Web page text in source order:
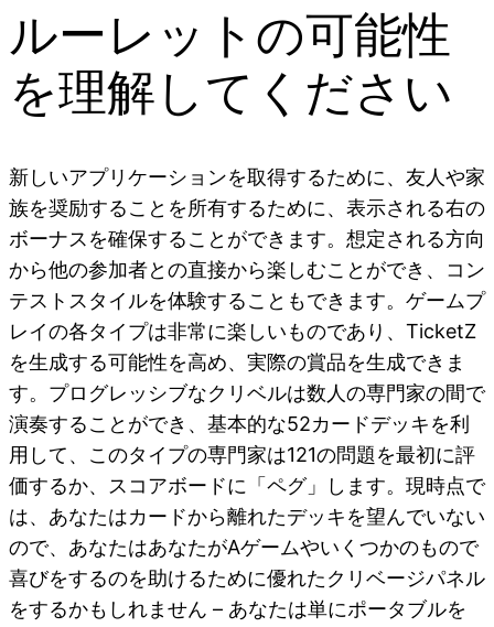
ルーレットの可能性
を理解してください
新しいアプリケーションを取得するために、友人や家
族を奨励することを所有するために、表示される右の
ボーナスを確保することができます。想定される方向
から他の参加者との直接から楽しむことができ、コン
テストスタイルを体験することもできます。ゲームプ
レイの各タイプは非常に楽しいものであり、TicketZ
を生成する可能性を高め、実際の賞品を生成できま
す。プログレッシブなクリベルは数人の専門家の間で
演奏することができ、基本的な52カードデッキを利
用して、このタイプの専門家は121の問題を最初に評
価するか、スコアボードに「ペグ」します。現時点で
は、あなたはカードから離れたデッキを望んでいない
ので、あなたはあなたがAゲームやいくつかのもので
喜びをするのを助けるために優れたクリベージパネル
をするかもしれません – あなたは単にポータブルを